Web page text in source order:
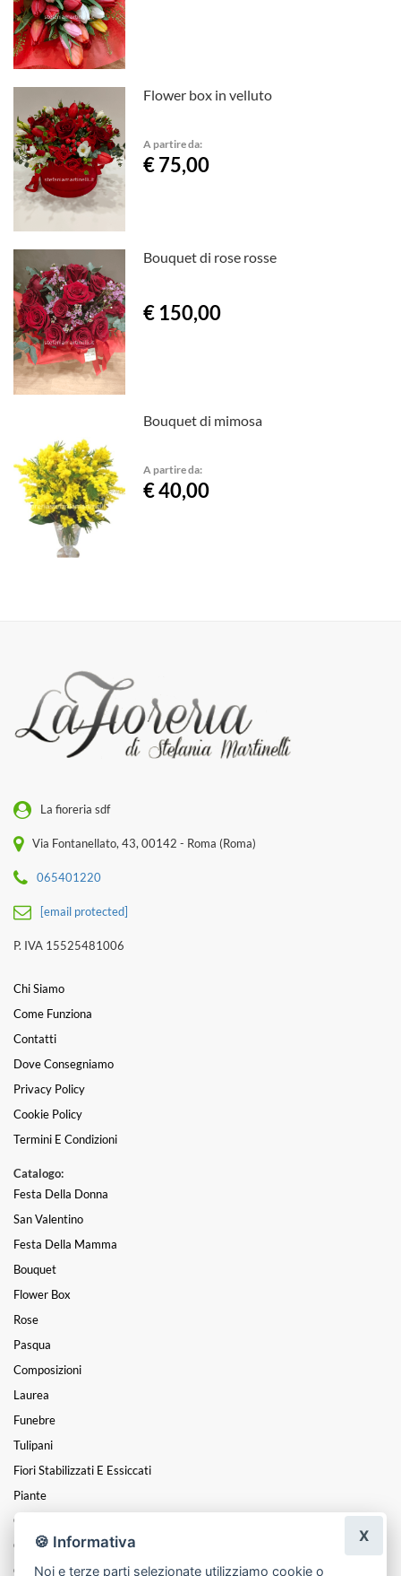
Flower box in velluto
A partire da:
€ 75,00
Bouquet di rose rosse
€ 150,00
Bouquet di mimosa
A partire da:
€ 40,00
La fioreria sdf
Via Fontanellato, 43, 00142 - Roma (Roma)
065401220
[email protected]
P. IVA 15525481006
Chi Siamo
Come Funziona
Contatti
Dove Consegniamo
Privacy Policy
Cookie Policy
Termini E Condizioni
Catalogo:
Festa Della Donna
San Valentino
Festa Della Mamma
Bouquet
Flower Box
Rose
Pasqua
Composizioni
Laurea
Funebre
Tulipani
Fiori Stabilizzati E Essiccati
Piante
Cuori
Coroncine
Centrotavola
🍪 Informativa
Noi e terze parti selezionate utilizziamo cookie o
X